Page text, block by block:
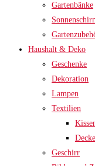
Gartenbänke
Haushalt & Deko
Geschenke
Dekoration
Lampen
Textilien
Geschirr